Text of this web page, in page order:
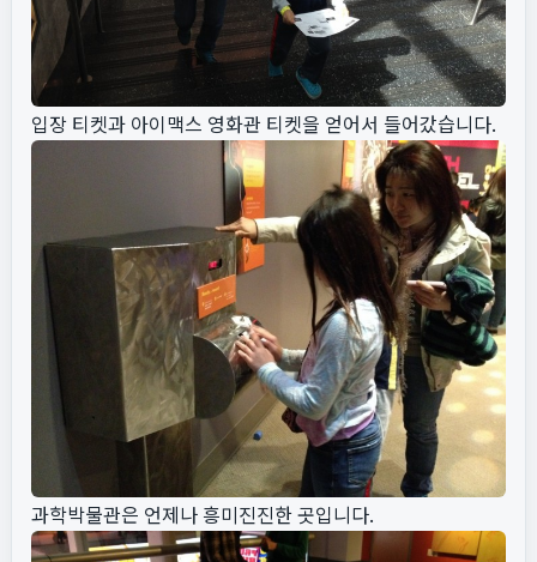
입장 티켓과 아이맥스 영화관 티켓을 얻어서 들어갔습니다.
과학박물관은 언제나 흥미진진한 곳입니다.